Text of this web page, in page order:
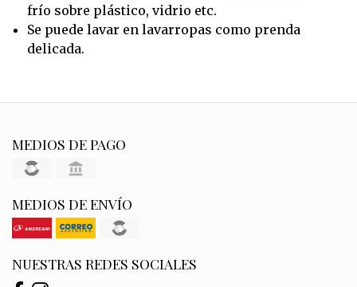
frío sobre plástico, vidrio etc.
Se puede lavar en lavarropas como prenda
delicada.
MEDIOS DE PAGO
MEDIOS DE ENVÍO
NUESTRAS REDES SOCIALES